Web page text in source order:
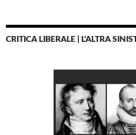
CRITICA LIBERALE | L'ALTRA